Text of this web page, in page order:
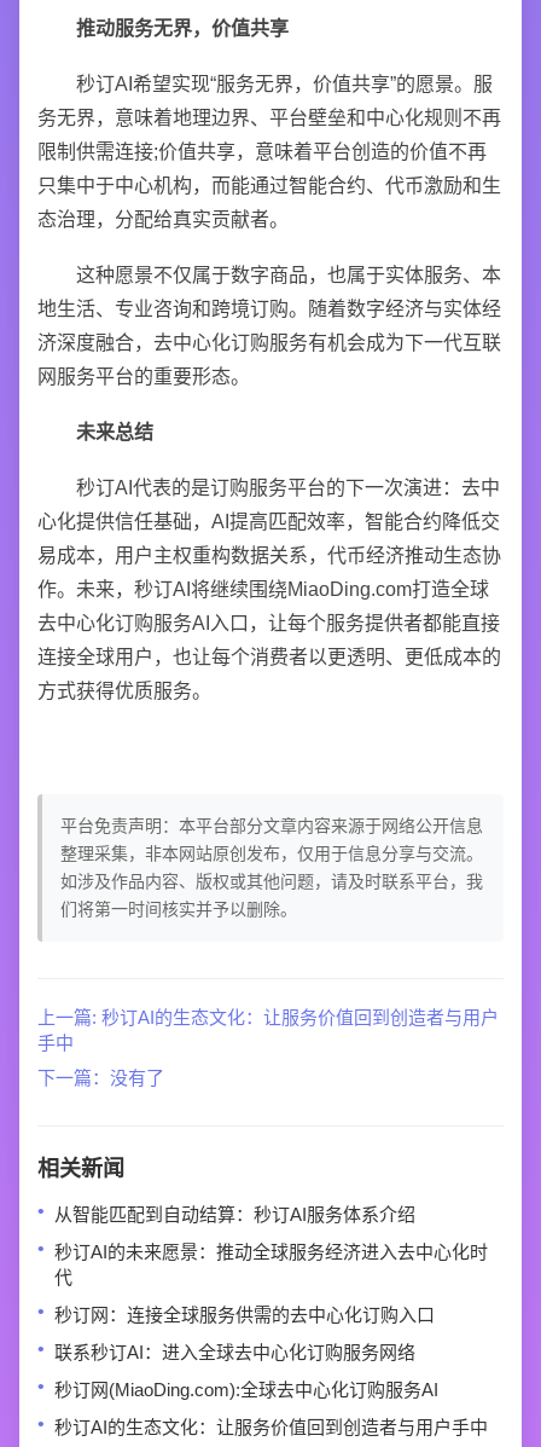
推动服务无界，价值共享
秒订AI希望实现“服务无界，价值共享”的愿景。服
务无界，意味着地理边界、平台壁垒和中心化规则不再
限制供需连接;价值共享，意味着平台创造的价值不再
只集中于中心机构，而能通过智能合约、代币激励和生
态治理，分配给真实贡献者。
这种愿景不仅属于数字商品，也属于实体服务、本
地生活、专业咨询和跨境订购。随着数字经济与实体经
济深度融合，去中心化订购服务有机会成为下一代互联
网服务平台的重要形态。
未来总结
秒订AI代表的是订购服务平台的下一次演进：去中
心化提供信任基础，AI提高匹配效率，智能合约降低交
易成本，用户主权重构数据关系，代币经济推动生态协
作。未来，秒订AI将继续围绕MiaoDing.com打造全球
去中心化订购服务AI入口，让每个服务提供者都能直接
连接全球用户，也让每个消费者以更透明、更低成本的
方式获得优质服务。
平台免责声明：本平台部分文章内容来源于网络公开信息
整理采集，非本网站原创发布，仅用于信息分享与交流。
如涉及作品内容、版权或其他问题，请及时联系平台，我
们将第一时间核实并予以删除。
上一篇: 秒订AI的生态文化：让服务价值回到创造者与用户
手中
下一篇：没有了
相关新闻
从智能匹配到自动结算：秒订AI服务体系介绍
秒订AI的未来愿景：推动全球服务经济进入去中心化时
代
秒订网：连接全球服务供需的去中心化订购入口
联系秒订AI：进入全球去中心化订购服务网络
秒订网(MiaoDing.com):全球去中心化订购服务AI
秒订AI的生态文化：让服务价值回到创造者与用户手中